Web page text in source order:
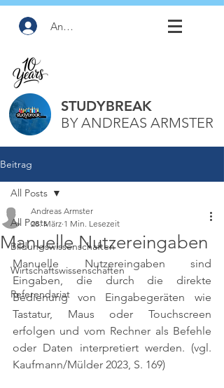
Anmelden
STUDYBREAK
BY ANDREAS ARMSTER
Beitrag
All Posts
Bildungswissenschaften
Wirtschaftswissenschaften
Referendariat
All Posts
Manuelle Nutzereingaben
Andreas Armster
28. März 1 Min. Lesezeit
Manuelle Nutzereingaben sind
Eingaben, die durch die direkte
Bedienung von Eingabegeräten wie
Tastatur, Maus oder Touchscreen
erfolgen und vom Rechner als Befehle
oder Daten interpretiert werden. (vgl.
Kaufmann/Mülder 2023, S. 169)